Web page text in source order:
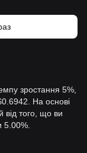
зростання 5%,
На основі
від того, що ви
5.00%.